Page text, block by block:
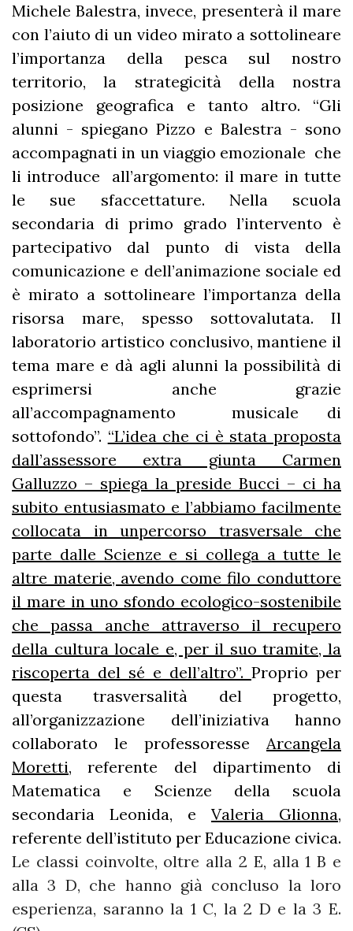
Michele Balestra, invece, presenterà il mare
con l’aiuto di un video mirato a sottolineare
l’importanza della pesca sul nostro
territorio, la strategicità della nostra
posizione geografica e tanto altro. “Gli
alunni - spiegano Pizzo e Balestra - sono
accompagnati in un viaggio emozionale che
li introduce all’argomento: il mare in tutte
le sue sfaccettature. Nella scuola
secondaria di primo grado l’intervento è
partecipativo dal punto di vista della
comunicazione e dell’animazione sociale ed
è mirato a sottolineare l’importanza della
risorsa mare, spesso sottovalutata. Il
laboratorio artistico conclusivo, mantiene il
tema mare e dà agli alunni la possibilità di
esprimersi anche grazie
all’accompagnamento musicale di
sottofondo”. “L’idea che ci è stata proposta
dall’assessore extra giunta Carmen
Galluzzo – spiega la preside Bucci – ci ha
subito entusiasmato e l’abbiamo facilmente
collocata in unpercorso trasversale che
parte dalle Scienze e si collega a tutte le
altre materie, avendo come filo conduttore
il mare in uno sfondo ecologico-sostenibile
che passa anche attraverso il recupero
della cultura locale e, per il suo tramite, la
riscoperta del sé e dell’altro”. Proprio per
questa trasversalità del progetto,
all’organizzazione dell’iniziativa hanno
collaborato le professoresse Arcangela
Moretti, referente del dipartimento di
Matematica e Scienze della scuola
secondaria Leonida, e Valeria Glionna,
referente dell’istituto per Educazione civica.
Le classi coinvolte, oltre alla 2 E, alla 1 B e
alla 3 D, che hanno già concluso la loro
esperienza, saranno la 1 C, la 2 D e la 3 E.